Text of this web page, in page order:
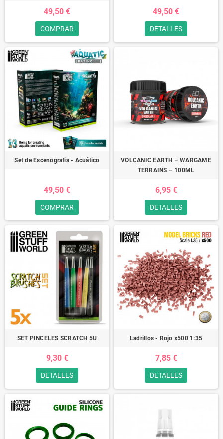
49,50 €
COMPRAR
49,50 €
DETALLES
Set de Escenografia - Acuático
49,50 €
COMPRAR
VOLCANIC EARTH – WARGAME
TERRAINS – 100ML
6,95 €
DETALLES
SET PINCELES SCRATCH 5U
9,30 €
DETALLES
Ladrillos - Rojo x500 1:35
7,85 €
DETALLES